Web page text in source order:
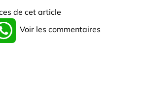
de cet article
WhatsApp
Voir les commentaires